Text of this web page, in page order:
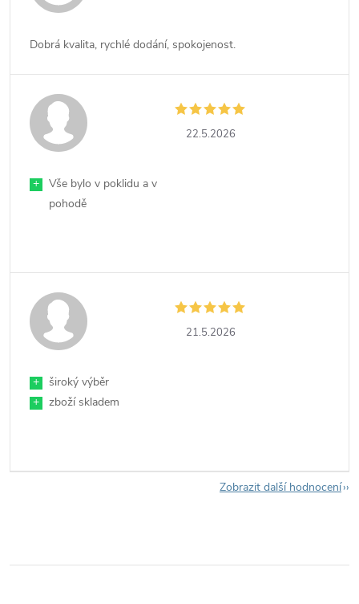
Dobrá kvalita, rychlé dodání, spokojenost.
22.5.2026
+
Vše bylo v poklidu a v
pohodě
21.5.2026
+
široký výběr
+
zboží skladem
Zobrazit další hodnocení